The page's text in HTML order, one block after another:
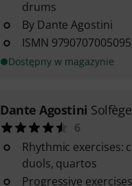
drums
By Dante Agostini
ISMN
Dostępny w magazynie
Dante Agostini
6
Rhythmic exercises:
duols, quartos
Progressive